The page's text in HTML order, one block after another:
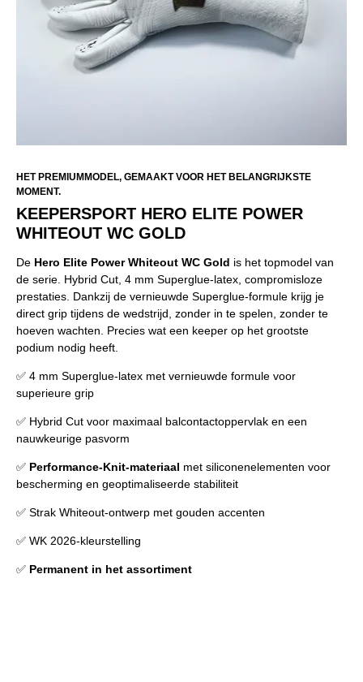
HET PREMIUMMODEL, GEMAAKT VOOR HET BELANGRIJKSTE
MOMENT.
KEEPERSPORT HERO ELITE POWER
WHITEOUT WC GOLD
De Hero Elite Power Whiteout WC Gold is het topmodel van
de serie. Hybrid Cut, 4 mm Superglue-latex, compromisloze
prestaties. Dankzij de vernieuwde Superglue-formule krijg je
direct grip tijdens de wedstrijd, zonder in te spelen, zonder te
hoeven wachten. Precies wat een keeper op het grootste
podium nodig heeft.
✅ 4 mm Superglue-latex met vernieuwde formule voor
superieure grip
✅ Hybrid Cut voor maximaal balcontactoppervlak en een
nauwkeurige pasvorm
✅ Performance-Knit-materiaal met siliconenelementen voor
bescherming en geoptimaliseerde stabiliteit
✅ Strak Whiteout-ontwerp met gouden accenten
✅ WK 2026-kleurstelling
✅ Permanent in het assortiment